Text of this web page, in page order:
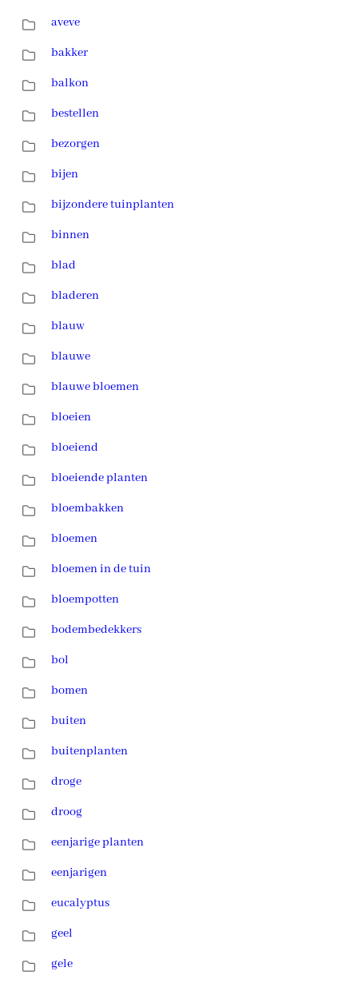
aveve
bakker
balkon
bestellen
bezorgen
bijen
bijzondere tuinplanten
binnen
blad
bladeren
blauw
blauwe
blauwe bloemen
bloeien
bloeiend
bloeiende planten
bloembakken
bloemen
bloemen in de tuin
bloempotten
bodembedekkers
bol
bomen
buiten
buitenplanten
droge
droog
eenjarige planten
eenjarigen
eucalyptus
geel
gele